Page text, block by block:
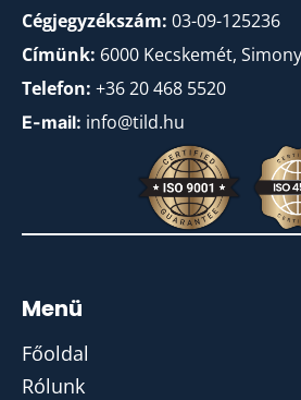
Cégjegyzékszám: 03-09-125236
Címünk: 6000 Kecskemét,
Telefon: +36 20 468 5520
E-mail: info@tild.hu
Menü
Főoldal
Rólunk